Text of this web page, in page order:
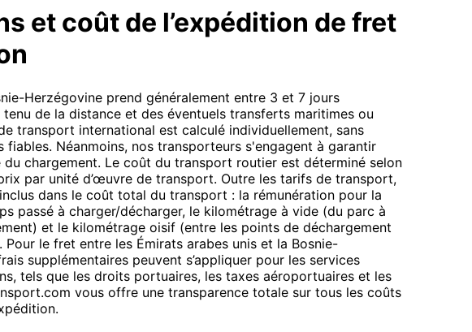
et coût de l’expédition de fret
Herzégovine prend généralement entre 3 et 7 jours
de la distance et des éventuels transferts maritimes ou
transport international est calculé individuellement, sans
fiables. Néanmoins, nos transporteurs s'engagent à garantir
du chargement. Le coût du transport routier est déterminé selon
par unité d’œuvre de transport. Outre les tarifs de transport,
dans le coût total du transport : la rémunération pour la
passé à charger/décharger, le kilométrage à vide (du parc à
et le kilométrage oisif (entre les points de déchargement
Pour le fret entre les Émirats arabes unis et la Bosnie-
supplémentaires peuvent s’appliquer pour les services
tels que les droits portuaires, les taxes aéroportuaires et les
vous offre une transparence totale sur tous les coûts